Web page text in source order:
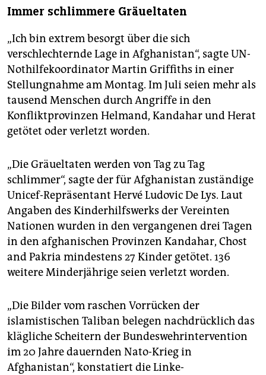
Immer schlimmere Gräueltaten
„Ich bin extrem besorgt über die sich
verschlechternde Lage in Afghanistan“, sagte UN-
Nothilfekoordinator Martin Griffiths in einer
Stellungnahme am Montag. Im Juli seien mehr als
tausend Menschen durch Angriffe in den
Konfliktprovinzen Helmand, Kandahar und Herat
getötet oder verletzt worden.
„Die Gräueltaten werden von Tag zu Tag
schlimmer“, sagte der für Afghanistan zuständige
Unicef-Repräsentant Hervé Ludovic De Lys. Laut
Angaben des Kinderhilfswerks der Vereinten
Nationen wurden in den vergangenen drei Tagen
in den afghanischen Provinzen Kandahar, Chost
and Pakria mindestens 27 Kinder getötet. 136
weitere Minderjährige seien verletzt worden.
„Die Bilder vom raschen Vorrücken der
islamistischen Taliban belegen nachdrücklich das
klägliche Scheitern der Bundeswehrintervention
im 20 Jahre dauernden Nato-Krieg in
Afghanistan“, konstatiert die Linke-